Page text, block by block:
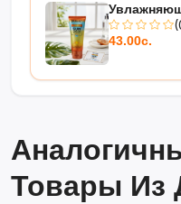
43.00с.
Товары Из